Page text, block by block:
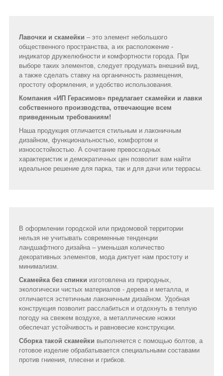
Лавочки и скамейки – это элемент небольшого
общественного пространства, а их расположение -
индикатор дружелюбности и комфортности города. При
выборе таких элементов, следует продумать внешний вид,
а также сделать ставку на органичность размещения,
простоту оформления, и удобство использования.
Компания «ИП Герасимов» предлагает скамейки и лавки
собственного производства, отвечающие всем
приведенным требованиям!
Наша продукция отличается стильным и лаконичным
дизайном, функциональностью, комфортом и
износостойкостью. А сочетание превосходных
характеристик и демократичных цен позволит вам найти
идеальное решение для парка, так и для дачи или террасы.
В оформлении городской или придомовой территории
нельзя не учитывать современные тенденции
ландшафтного дизайна – уменьшая количество
декоративных элементов, мода диктует нам простоту и
минимализм.
Скамейка без спинки изготовлена из природных,
экологически чистых материалов - дерева и металла, и
отличается эстетичным лаконичным дизайном. Удобная
конструкция позволит расслабиться и отдохнуть в теплую
погоду на свежем воздухе, а металлические ножки
обеспечат устойчивость и равновесие конструкции.
Сборка такой скамейки выполняется с помощью болтов, а
готовое изделие обрабатывается специальными составами
против гниения, плесени и грибков.